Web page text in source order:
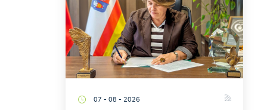
07 - 08 - 2026